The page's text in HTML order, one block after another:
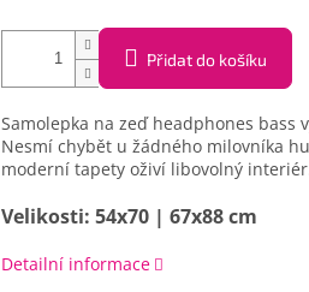
Přidat do košíku
Samolepka na zeď headphones
Nesmí chybět u žádného milovníka
moderní tapety oživí libovolný
Velikosti: 54x70 | 67x88 cm
Detailní informace